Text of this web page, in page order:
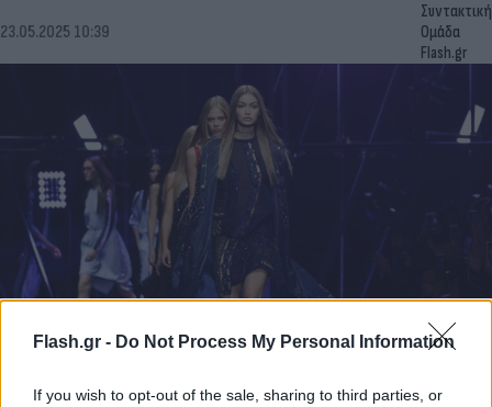
Flash.gr - Do Not Process My Personal Information
If you wish to opt-out of the sale, sharing to third parties, or
23.05.2025 10:39
Συντακτική
Ομάδα
Flash.gr
«Κούρεμα» στην εξαγορά της Versace από τη
Prada έφεραν οι δασμοί Τραμπ - Στα 200 εκατ.